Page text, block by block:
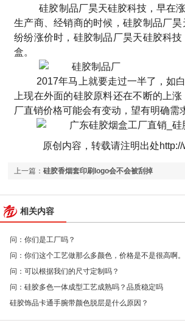
硅胶制品厂昊天硅胶科技，早在
生产商、经销商的时候，硅胶制品厂
纷纷涨价时，硅胶制品厂昊天硅胶科
盒。
2017年马上就要走过一半了，如
上现在外面的硅胶原料还在不断的上
厂直销价格可能会有变动，望有明确需
原创内容，转载请注明出处
上一篇： 硅胶香烟套印刷logo会不会被刮掉
相关内容
问：你们是工厂吗？
问：你们这个工艺做那么多颜色，价格是不是很高啊。
问：可以根据我们的尺寸定制吗？
问：硅胶多色一体成型工艺成熟吗？品质稳定吗
硅胶饰品卡通手腕带颜色脱层是什么原因？